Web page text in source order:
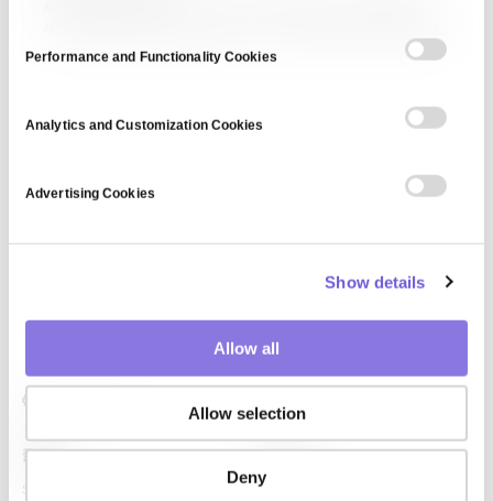
Performance and Functionality Cookies
Analytics and Customization Cookies
Advertising Cookies
Show details
Allow all
Allow selection
Deny
갖는 데이터입니다.
플랫폼 핵심 역량
LLM Capsule